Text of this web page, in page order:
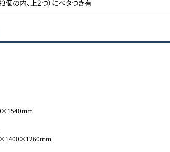
個の内、上2つ）にベタつき有